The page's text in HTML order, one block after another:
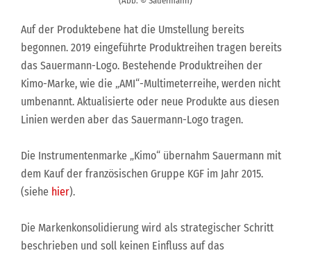
Auf der Produktebene hat die Umstellung bereits
begonnen. 2019 eingeführte Produktreihen tragen bereits
das Sauermann-Logo. Bestehende Produktreihen der
Kimo-Marke, wie die „AMI“-Multimeterreihe, werden nicht
umbenannt. Aktualisierte oder neue Produkte aus diesen
Linien werden aber das Sauermann-Logo tragen.
Die Instrumentenmarke „Kimo“ übernahm Sauermann mit
dem Kauf der französischen Gruppe KGF im Jahr 2015.
(siehe hier).
Die Markenkonsolidierung wird als strategischer Schritt
beschrieben und soll keinen Einfluss auf das